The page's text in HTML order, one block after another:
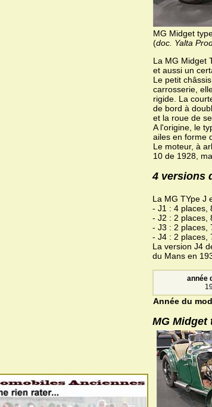
MG Midget
(doc. Yalta
La MG Midget
et aussi un
Le petit
carrosserie,
rigide. La
de bord à
et la roue de
A l'origine, le
ailes en forme
Le moteur, à
10 de 1928,
4 versions
La MG TYpe J
- J1 : 4 places,
- J2 : 2 places,
- J3 : 2 places,
- J4 : 2 places,
La version J4
du Mans en
année
Année du
MG Midget